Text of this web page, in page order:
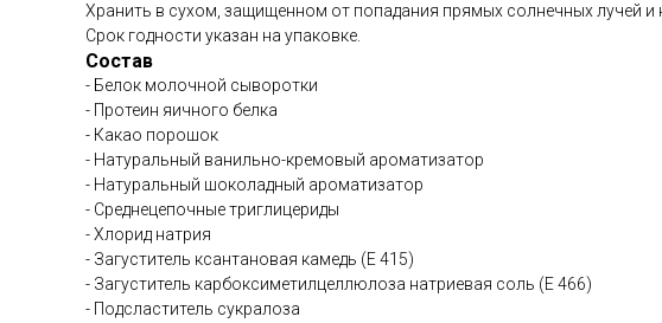
Хранить в сухом, защищенном от попадания прямых солнечных лучей и
Срок годности указан на упаковке.
Состав
- Белок молочной сыворотки
- Протеин яичного белка
- Какао порошок
- Натуральный ванильно-кремовый ароматизатор
- Натуральный шоколадный ароматизатор
- Среднецепочные триглицериды
- Хлорид натрия
- Загуститель ксантановая камедь (Е 415)
- Загуститель карбоксиметилцеллюлоза натриевая соль (Е 466)
- Подсластитель сукралоза